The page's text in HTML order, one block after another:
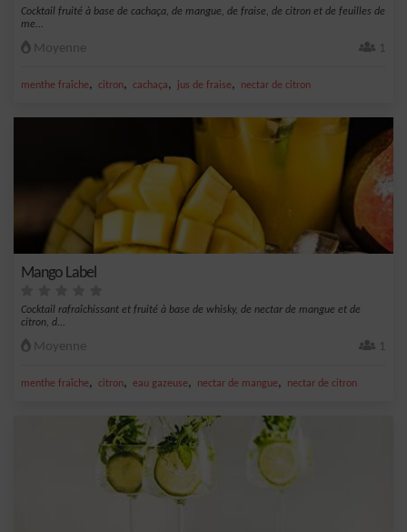
Cocktail fruité à base de cachaça, de mangue, de fraise, de citron et de feuilles de
me...
Moyenne 1
menthe fraîche, citron, cachaça, jus de fraise, nectar de citron
Mango Label
Cocktail rafraîchissant et fruité à base de whisky, de nectar de mangue et de
citron, d...
Moyenne 1
menthe fraîche, citron, eau gazeuse, nectar de mangue, nectar de citron